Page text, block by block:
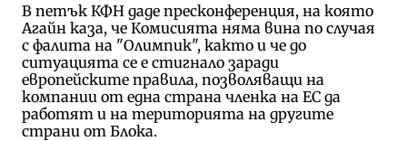
В петък КФН даде пресконференция, на която
Агайн каза, че Комисията няма вина по случая
с фалита на "Олимпик", както и че до
ситуацията се е стигнало заради
европейските правила, позволяващи на
компании от една страна членка на ЕС да
работят и на територията на другите
страни от Блока.